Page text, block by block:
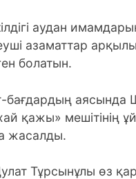
аудан
азаматтар арқылы
болатын.
бағдардың аясында
қажы» мешітінің
жасалды.
Тұрсынұлы өз